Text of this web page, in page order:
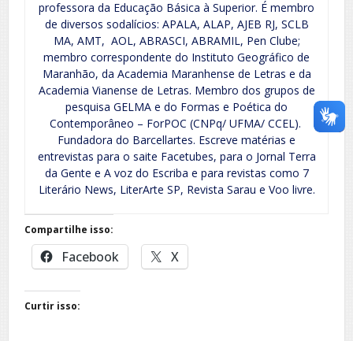
professora da Educação Básica à Superior. É membro
de diversos sodalícios: APALA, ALAP, AJEB RJ, SCLB
MA, AMT, AOL, ABRASCI, ABRAMIL, Pen Clube;
membro correspondente do Instituto Geográfico de
Maranhão, da Academia Maranhense de Letras e da
Academia Vianense de Letras. Membro dos grupos de
pesquisa GELMA e do Formas e Poética do
Contemporâneo – ForPOC (CNPq/ UFMA/ CCEL).
Fundadora do Barcellartes. Escreve matérias e
entrevistas para o saite Facetubes, para o Jornal Terra
da Gente e A voz do Escriba e para revistas como 7
Literário News, LiterArte SP, Revista Sarau e Voo livre.
Compartilhe isso:
Facebook X
Curtir isso: